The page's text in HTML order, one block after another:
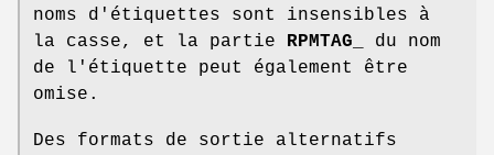
noms d'étiquettes sont insensibles à
la casse, et la partie RPMTAG_
du nom
de l'étiquette peut également être
omise.
Des formats de sortie alternatifs